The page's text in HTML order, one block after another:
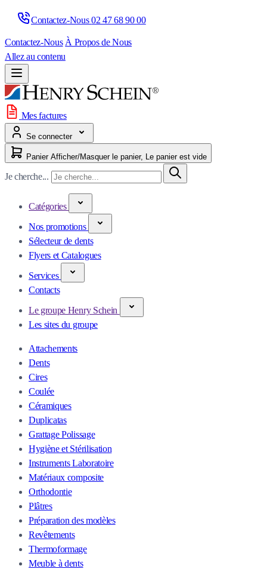
Contactez-Nous 02 47 68 90 00
Contactez-Nous À Propos de Nous
Allez au contenu
Mes factures
Se connecter
Panier Afficher/Masquer le panier, Le panier est vide
Je cherche...
Catégories
Nos promotions
Sélecteur de dents
Flyers et Catalogues
Services
Contacts
Le groupe Henry Schein
Les sites du groupe
Attachements
Dents
Cires
Coulée
Céramiques
Duplicatas
Grattage Polissage
Hygiène et Stérilisation
Instruments Laboratoire
Matériaux composite
Orthodontie
Plâtres
Préparation des modèles
Revêtements
Thermoformage
Meuble à dents